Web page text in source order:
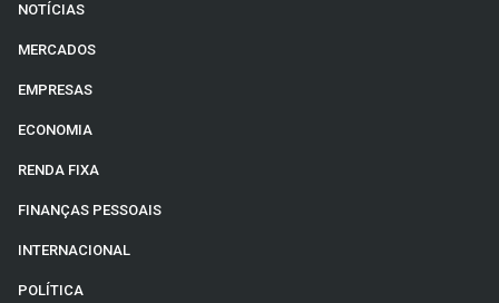
NOTÍCIAS
MERCADOS
EMPRESAS
ECONOMIA
RENDA FIXA
FINANÇAS PESSOAIS
INTERNACIONAL
POLÍTICA